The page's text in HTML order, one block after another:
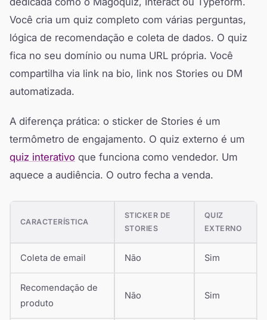
Você cria um quiz completo com várias perguntas,
lógica de recomendação e coleta de dados. O quiz
fica no seu domínio ou numa URL própria. Você
compartilha via link na bio, link nos Stories ou DM
automatizada.
A diferença prática: o sticker de Stories é um
termômetro de engajamento. O quiz externo é um
quiz interativo que funciona como vendedor. Um
aquece a audiência. O outro fecha a venda.
CARACTERÍSTICA
STICKER DE
STORIES
QUIZ
EXTERNO
Coleta de email Não Sim
Recomendação de
produto
Não Sim